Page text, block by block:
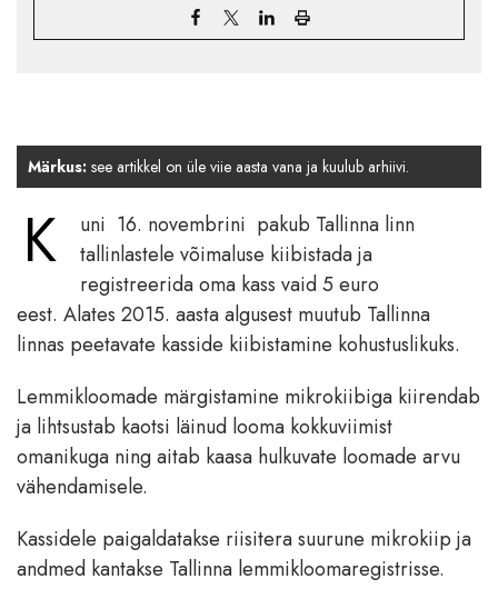
Märkus: see artikkel on üle viie aasta vana ja kuulub arhiivi.
K
uni 16. novembrini pakub Tallinna linn
tallinlastele võimaluse kiibistada ja
registreerida oma kass vaid 5 euro
eest. Alates 2015. aasta algusest muutub Tallinna
linnas peetavate kasside kiibistamine kohustuslikuks.
Lemmikloomade märgistamine mikrokiibiga kiirendab
ja lihtsustab kaotsi läinud looma kokkuviimist
omanikuga ning aitab kaasa hulkuvate loomade arvu
vähendamisele.
Kassidele paigaldatakse riisitera suurune mikrokiip ja
andmed kantakse Tallinna lemmikloomaregistrisse.